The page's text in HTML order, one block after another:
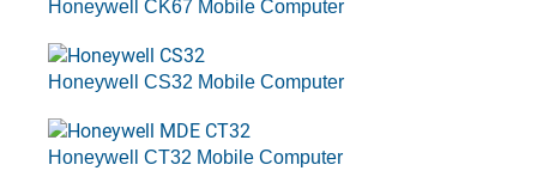
Honeywell CK67 Mobile Computer
Honeywell CS32 Mobile Computer
Honeywell CT32 Mobile Computer